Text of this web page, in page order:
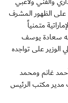
على الظهور المشرف
متمنياً
وجه سعادة يوسف
الوزير على تواجده
غانم ومحمد
مدير مكتب الرئيس